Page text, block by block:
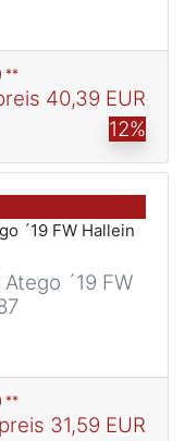
**
40,39 EUR
12%
´19 FW
**
31,59 EUR